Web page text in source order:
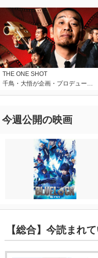
THE ONE SHOT
千鳥・大悟が企画・プロデュー…
今週公開の映画
【総合】今読まれ